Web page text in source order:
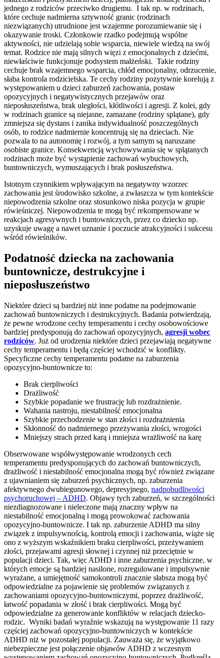
jednego z rodziców przeciwko drugiemu. I tak np. w rodzinach,
które cechuje nadmierna sztywność granic (rodzinach
niezwiązanych) utrudnione jest wzajemne porozumiewanie się i
okazywanie troski. Członkowie rzadko podejmują wspólne
aktywności, nie udzielają sobie wsparcia, niewiele wiedzą na swój
temat. Rodzice nie mają silnych więzi z emocjonalnych z dziećmi,
niewłaściwie funkcjonuje podsystem małżeński. Takie rodziny
cechuje brak wzajemnego wsparcia, chłód emocjonalny, odrzucenie,
słaba kontrola rodzicielska. Te cechy rodziny pozytywnie korelują z
występowaniem u dzieci zaburzeń zachowania, postaw
opozycyjnych i negatywistycznych przejawów oraz
nieposłuszeństwa, brak uległości, kłótliwości i agresji. Z kolei, gdy
w rodzinach granice są niejasne, zamazane (rodziny splątane), gdy
zmniejsza się dystans i zanika indywidualność poszczególnych
osób, to rodzice nadmiernie koncentrują się na dzieciach. Nie
pozwala to na autonomię i rozwój, a tym samym są naruszane
osobiste granice. Konsekwencją wychowywania się w splątanych
rodzinach może być wystąpienie zachowań wybuchowych,
buntowniczych, wymuszających i brak posłuszeństwa.
Istotnym czynnikiem wpływającym na negatywny wzorzec
zachowania jest środowisko szkolne, a zwłaszcza w tym kontekście
niepowodzenia szkolne oraz stosunkowo niska pozycja w grupie
rówieśniczej. Niepowodzenia te mogą być rekompensowane w
reakcjach agresywnych i buntowniczych, przez co dziecko np.
uzyskuje uwagę a nawet uznanie i poczucie atrakcyjności i sukcesu
wśród rówieśników.
Podatność dziecka na zachowania
buntownicze, destrukcyjne i
nieposłuszeństwo
Niektóre dzieci są bardziej niż inne podatne na podejmowanie
zachowań buntowniczych i destrukcyjnych. Badania potwierdzają,
że pewne wrodzone cechy temperamentu i cechy osobowościowe
bardziej predysponują do zachowań opozycyjnych, agresji wobec
rodziców. Już od urodzenia niektóre dzieci przejawiają negatywne
cechy temperamentu i będą częściej wchodzić w konflikty.
Specyficzne cechy temperamentu podatne na zaburzenia
opozycyjno-buntownicze to:
Brak cierpliwości
Drażliwość
Szybkie popadanie we frustrację lub rozdrażnienie.
Wahania nastroju, niestabilność emocjonalna
Szybkie przechodzenie w stan złości i rozdrażnienia
Skłonność do nadmiernego przeżywania złości, wrogości
Mniejszy strach przed karą i mniejsza wrażliwość na karę
Obserwowane współwystępowanie wrodzonych cech
temperamentu predysponujących do zachowań buntowniczych,
drażliwość i niestabilność emocjonalna mogą być również związane
z ujawnianiem się zaburzeń psychicznych, np. zaburzenia
afektywnego dwubiegunowego, depresyjnego, nadpobudliwości
psychoruchowej – ADHD. Objawy tych zaburzeń, w szczególności
niezdiagnozowane i nieleczone mają znaczny wpływ na
niestabilność emocjonalną i mogą prowokować zachowania
opozycyjno-buntownicze. I tak np. zaburzenie ADHD ma silny
związek z impulsywnością, kontrolą emocji i zachowania, wiąże się
ono z wyższym wskaźnikiem braku cierpliwości, przeżywaniem
złości, przejawami agresji słownej i czynnej niż przeciętnie w
populacji dzieci. Tak, więc ADHD i inne zaburzenia psychiczne, w
których emocje są bardziej nasilone, rozregulowane i impulsywnie
wyrażane, a umiejętność samokontroli znacznie słabsza mogą być
odpowiedzialne za pojawienie się problemów związanych z
zachowaniami opozycyjno-buntowniczymi, poprzez drażliwość,
łatwość popadania w złość i brak cierpliwości. Mogą być
odpowiedzialne za generowanie konfliktów w relacjach dziecko-
rodzic. Wyniki badań wyraźnie wskazują na występowanie 11 razy
częściej zachowań opozycyjno-buntowniczych w kontekście
ADHD niż w pozostałej populacji. Zauważa się, że wyjątkowo
niebezpieczne jest połączenie objawów ADHD z wczesnym